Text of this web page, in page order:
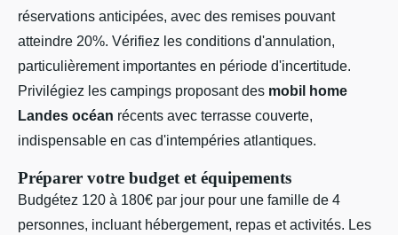
réservations anticipées, avec des remises pouvant
atteindre 20%. Vérifiez les conditions d'annulation,
particulièrement importantes en période d'incertitude.
Privilégiez les campings proposant des mobil home
Landes océan récents avec terrasse couverte,
indispensable en cas d'intempéries atlantiques.
Préparer votre budget et équipements
Budgétez 120 à 180€ par jour pour une famille de 4
personnes, incluant hébergement, repas et activités. Les